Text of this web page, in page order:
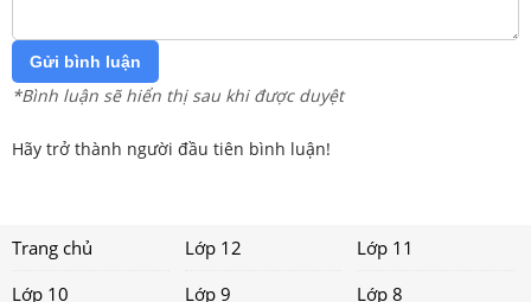
Gửi bình luận
*Bình luận sẽ hiển thị sau khi được duyệt
Hãy trở thành người đầu tiên bình luận!
Trang chủ Lớp 12
Lớp 11
Lớp 10
Lớp 9
Lớp 8